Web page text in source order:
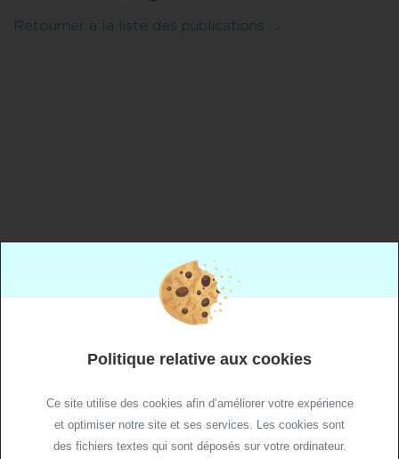
Retourner à la liste des publications
+33 (0)4 50 40 38 38
gex.contact@ch-paysdegex.fr
Accueil
Politique relative aux cookies
Ce site utilise des cookies afin d’améliorer votre expérience
et optimiser notre site et ses services. Les cookies sont
des fichiers textes qui sont déposés sur votre ordinateur.